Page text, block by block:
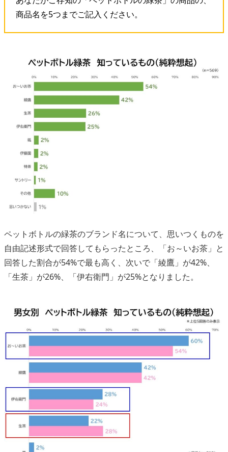
商品名を5つまでご記入ください。
ペットボトルの緑茶のブランド名について、思いつくものを
自由記述形式で回答してもらったところ、「お～いお茶」と
回答した割合が54%で最も高く、次いで「綾鷹」が42%、
「生茶」が26%、「伊右衛門」が25%となりました。